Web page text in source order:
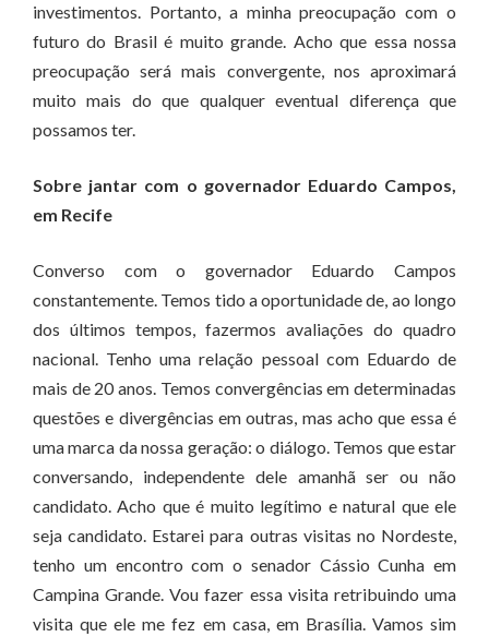
investimentos. Portanto, a minha preocupação com o
futuro do Brasil é muito grande. Acho que essa nossa
preocupação será mais convergente, nos aproximará
muito mais do que qualquer eventual diferença que
possamos ter.
Sobre jantar com o governador Eduardo Campos,
em Recife
Converso com o governador Eduardo Campos
constantemente. Temos tido a oportunidade de, ao longo
dos últimos tempos, fazermos avaliações do quadro
nacional. Tenho uma relação pessoal com Eduardo de
mais de 20 anos. Temos convergências em determinadas
questões e divergências em outras, mas acho que essa é
uma marca da nossa geração: o diálogo. Temos que estar
conversando, independente dele amanhã ser ou não
candidato. Acho que é muito legítimo e natural que ele
seja candidato. Estarei para outras visitas no Nordeste,
tenho um encontro com o senador Cássio Cunha em
Campina Grande. Vou fazer essa visita retribuindo uma
visita que ele me fez em casa, em Brasília. Vamos sim